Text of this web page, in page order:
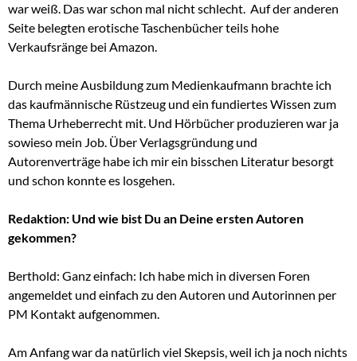
war weiß. Das war schon mal nicht schlecht. Auf der anderen
Seite belegten erotische Taschenbücher teils hohe
Verkaufsränge bei Amazon.
Durch meine Ausbildung zum Medienkaufmann brachte ich
das kaufmännische Rüstzeug und ein fundiertes Wissen zum
Thema Urheberrecht mit. Und Hörbücher produzieren war ja
sowieso mein Job. Über Verlagsgründung und
Autorenverträge habe ich mir ein bisschen Literatur besorgt
und schon konnte es losgehen.
Redaktion: Und wie bist Du an Deine ersten Autoren
gekommen?
Berthold: Ganz einfach: Ich habe mich in diversen Foren
angemeldet und einfach zu den Autoren und Autorinnen per
PM Kontakt aufgenommen.
Am Anfang war da natürlich viel Skepsis, weil ich ja noch nichts